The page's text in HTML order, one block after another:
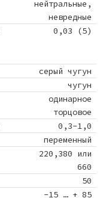
нейтральные,
невредные
0,03 (5)
серый чугун
чугун
одинарное
торцовое
0,3-1,0
переменный
220,380 или
660
50
-15 … + 85